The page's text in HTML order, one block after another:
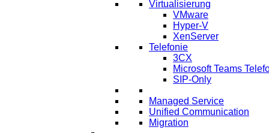
Virtualisierung
VMware
Hyper-V
XenServer
Telefonie
3CX
Microsoft Teams
SIP-Only
Managed Service
Unified Communication
Migration